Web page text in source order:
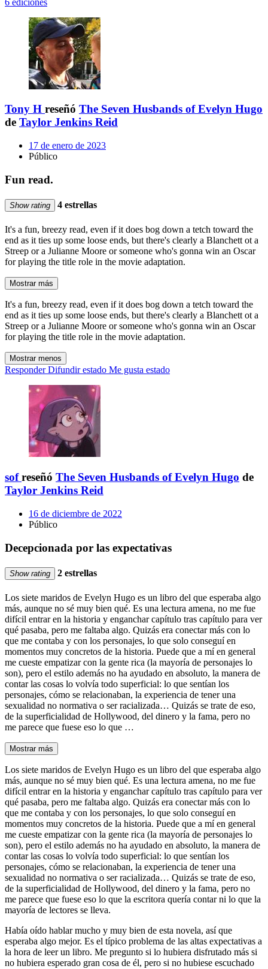
Tony H reseñó The Seven Husbands of Evelyn Hugo
de Taylor Jenkins Reid
17 de enero de 2023
Público
Fun read.
Show rating 4 estrellas
It's a fun, breezy read, even if it does bog down a tetch toward the
end as it ties up some loose ends, but there's clearly a Blanchett ot a
Streep or a Julianne Moore or someone who's gonna win an Oscar
for playing the title role in the movie adaptation.
Mostrar más
It's a fun, breezy read, even if it does bog down a tetch toward the
end as it ties up some loose ends, but there's clearly a Blanchett ot a
Streep or a Julianne Moore or someone who's gonna win an Oscar
for playing the title role in the movie adaptation.
Mostrar menos
Responder Difundir estado Me gusta estado
sof reseñó The Seven Husbands of Evelyn Hugo de
Taylor Jenkins Reid
16 de diciembre de 2022
Público
Decepcionada por las expectativas
Show rating 2 estrellas
Los siete maridos de Evelyn Hugo es un libro del que esperaba algo
más, aunque no sé muy bien qué. Es una lectura amena, no me fue
difícil entrar en la historia y enganchar capítulo tras capítulo para ver
qué pasaba, pero me faltaba algo. Quizás era conectar más con lo
que me contaba y con los personajes, lo que solo conseguí en
momentos muy concretos de la historia. Puede que a mí en general
me cueste empatizar con la gente rica (la mayoría de personajes lo
son), pero el estilo además no ha ayudado en absoluto, la manera de
contar las cosas lo volvía todo superficial: lo que sentían los
personajes, cómo se relacionaban, la experiencia de tener una
sexualidad no normativa o ser racializada… Quizás se trate de eso,
de la superficialidad de Hollywood, del dinero y la fama, pero no
me parece que fuese eso lo que …
Mostrar más
Los siete maridos de Evelyn Hugo es un libro del que esperaba algo
más, aunque no sé muy bien qué. Es una lectura amena, no me fue
difícil entrar en la historia y enganchar capítulo tras capítulo para ver
qué pasaba, pero me faltaba algo. Quizás era conectar más con lo
que me contaba y con los personajes, lo que solo conseguí en
momentos muy concretos de la historia. Puede que a mí en general
me cueste empatizar con la gente rica (la mayoría de personajes lo
son), pero el estilo además no ha ayudado en absoluto, la manera de
contar las cosas lo volvía todo superficial: lo que sentían los
personajes, cómo se relacionaban, la experiencia de tener una
sexualidad no normativa o ser racializada… Quizás se trate de eso,
de la superficialidad de Hollywood, del dinero y la fama, pero no
me parece que fuese eso lo que la escritora quería contar ni lo que la
mayoría de lectores se lleva.
Había oído hablar mucho y muy bien de esta novela, así que
esperaba algo mejor. Es el típico problema de las altas expectativas a
la hora de leer un libro. Me pregunto si lo hubiera disfrutado más si
no hubiera esperado gran cosa de él, pero si no hubiese escuchado